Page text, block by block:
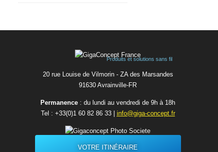
Produits et solutions sans fil
20 rue Louise de Vilmorin - ZA des Marsandes
91630 Avrainvilleㅤ-ㅤFR
Permanence : du lundi au vendredi de 9h à 18h
Tel : +33(0)1 60 82 86 33| info@giga-concept.fr
VOTRE ITINÉRAIRE